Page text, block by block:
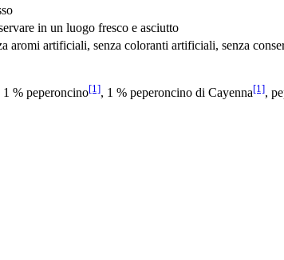
in un luogo fresco e asciutto
aromi artificiali, senza coloranti artificiali, senza
% peperoncino[1], 1 % peperoncino di Cayenna[1],